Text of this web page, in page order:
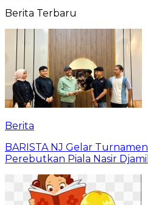
Berita Terbaru
Berita
BARISTA NJ Gelar
Perebutkan Piala Nasir